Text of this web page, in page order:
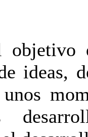
ideas,